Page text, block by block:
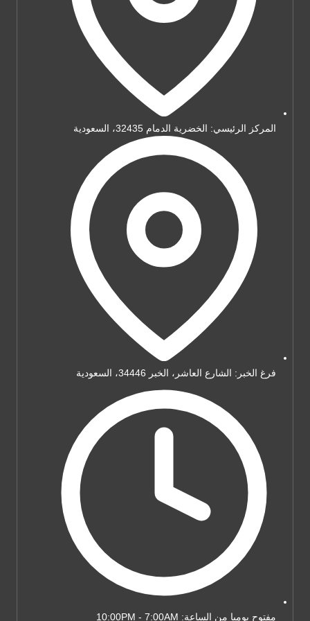
المركز الرئيسي: الخضرية الدمام 32435، السعودية
فرغ الخبر: الشارع العاشر، الخبر 34446، السعودية
مفتوح يوميا من الساعة: 10:00PM - 7:00AM